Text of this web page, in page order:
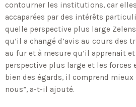
contourner les institutions, car
accaparées par des intérêts
quelle perspective plus large
qu’il a changé d’avis au cours des
au fur et à mesure qu’il apprenait
perspective plus large et les forces
bien des égards, il comprend
nous”, a-t-il ajouté.